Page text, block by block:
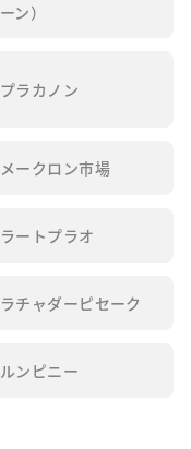
ーン）
プラカノン
メークロン市場
ラートプラオ
ラチャダーピセーク
ルンピニー